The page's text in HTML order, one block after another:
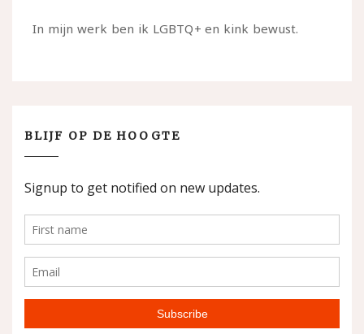
In mijn werk ben ik LGBTQ+ en kink bewust.
BLIJF OP DE HOOGTE